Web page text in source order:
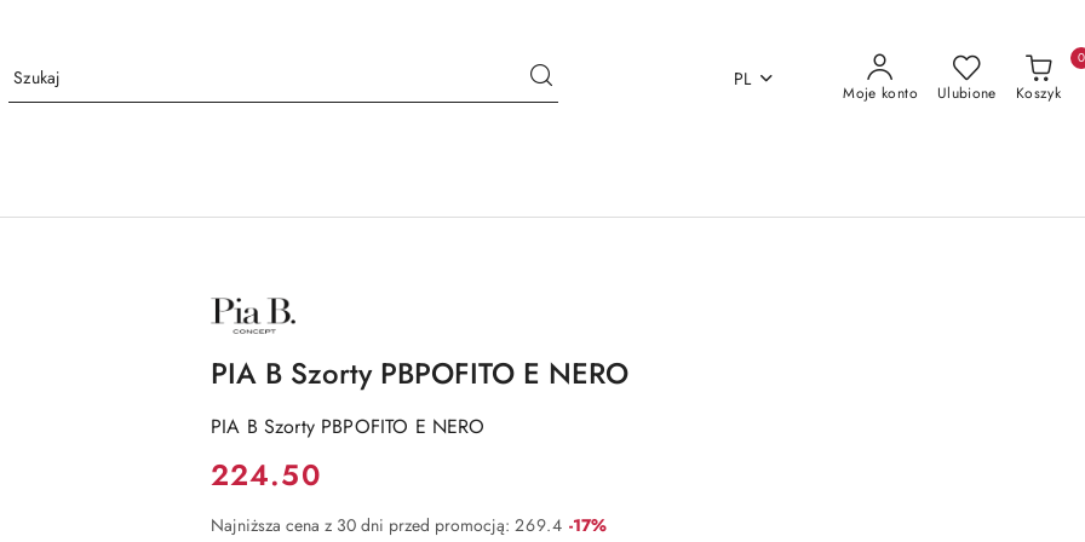
PL
Moje konto Ulubione Koszyk
0
NAZWA
PRODUCENTA:
PIA
PIA B Szorty PBPOFITO E NERO
PIA B Szorty PBPOFITO E NERO
Cena:
224.50
Najniższa cena z 30 dni przed promocją: 269.4 Rabat:
-17%